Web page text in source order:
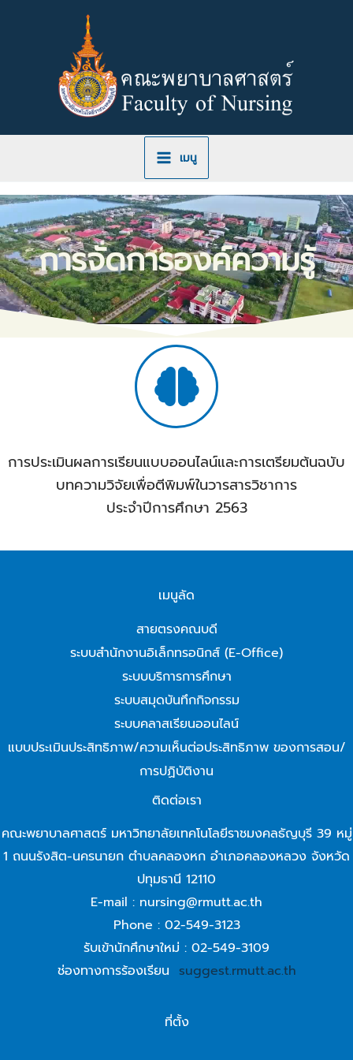
เมนู
การจัดการองค์ความรู้
การประเมินผลการเรียนแบบออนไลน์และการเตรียมต้นฉบับ
บทความวิจัยเพื่อตีพิมพ์ในวารสารวิชาการ
ประจำปีการศึกษา 2563
เมนูลัด
สายตรงคณบดี
ระบบสำนักงานอิเล็กทรอนิกส์ (E-Office)
ระบบบริการการศึกษา
ระบบสมุดบันทึกกิจกรรม
ระบบคลาสเรียนออนไลน์
แบบประเมินประสิทธิภาพ/ความเห็นต่อประสิทธิภาพ ของการสอน/
การปฏิบัติงาน
ติดต่อเรา
คณะพยาบาลศาสตร์ มหาวิทยาลัยเทคโนโลยีราชมงคลธัญบุรี 39 หมู่
1 ถนนรังสิต-นครนายก ตำบลคลองหก อำเภอคลองหลวง จังหวัด
ปทุมธานี 12110
E-mail : nursing@rmutt.ac.th
Phone : 02-549-3123
รับเข้านักศึกษาใหม่ : 02-549-3109
ช่องทางการร้องเรียน suggest.rmutt.ac.th
ที่ตั้ง